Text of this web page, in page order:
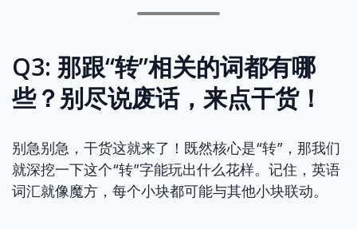
Q3: 那跟“转”相关的词都有哪
些？别尽说废话，来点干货！
别急别急，干货这就来了！既然核心是“转”，那我们
就深挖一下这个“转”字能玩出什么花样。记住，英语
词汇就像魔方，每个小块都可能与其他小块联动。